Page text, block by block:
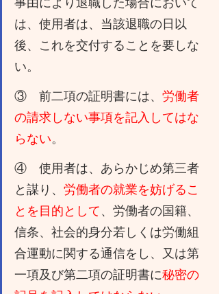
は、使用者は、当該退職の日以
後、これを交付することを要しな
い。
③　前二項の証明書には、 労働者
の請求しない事項を記入してはな
らない。
④　使用者は、あらかじめ第三者
と謀り、 労働者の就業を妨げるこ
とを目的として、労働者の国籍、
信条、社会的身分若しくは労働組
合運動に関する通信をし、又は第
一項及び第二項の証明書に秘密の